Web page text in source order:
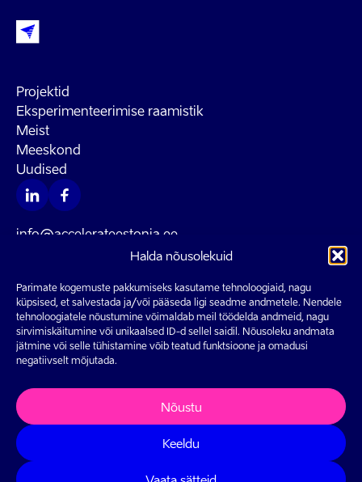
Halda nõusolekuid
Parimate kogemuste pakkumiseks kasutame tehnoloogiaid, nagu
küpsised, et salvestada ja/või pääseda ligi seadme andmetele. Nendele
tehnoloogiatele nõustumine võimaldab meil töödelda andmeid, nagu
sirvimiskäitumine või unikaalsed ID-d sellel saidil. Nõusoleku andmata
jätmine või selle tühistamine võib teatud funktsioone ja omadusi
negatiivselt mõjutada.
Nõustu
Keeldu
Projektid
Eksperimenteerimise raamistik
Meist
Meeskond
Uudised
info@accelerateestonia.ee
Accelerate Estonia programmi viib ellu
Majandus- ja Kommunikatsiooniministeerium.
2026 All rights reserved
Privaatsuspoliitika